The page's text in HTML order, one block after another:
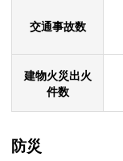
交通事故数
建物火災出火
件数
防災